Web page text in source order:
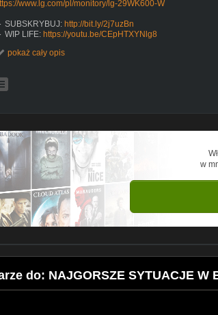
www.lg.com/pl/monitory/lg-29WK600-W
SUBSKRYBUJ: http://bit.ly/2j7uzBn
WIP LIFE: https://youtu.be/CEpHTXYNlg8
pokaż cały opis
w
do: NAJGORSZE SYTUACJE W